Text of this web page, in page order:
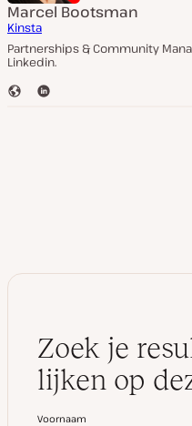
Marcel Bootsman
Kinsta
Partnerships & Community
Linkedin.
W
L
Zoek je
lijken op
Voornaam